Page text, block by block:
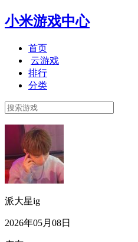
小米游戏中心
首页
云游戏
排行
分类
派大星ig
2026年05月08日